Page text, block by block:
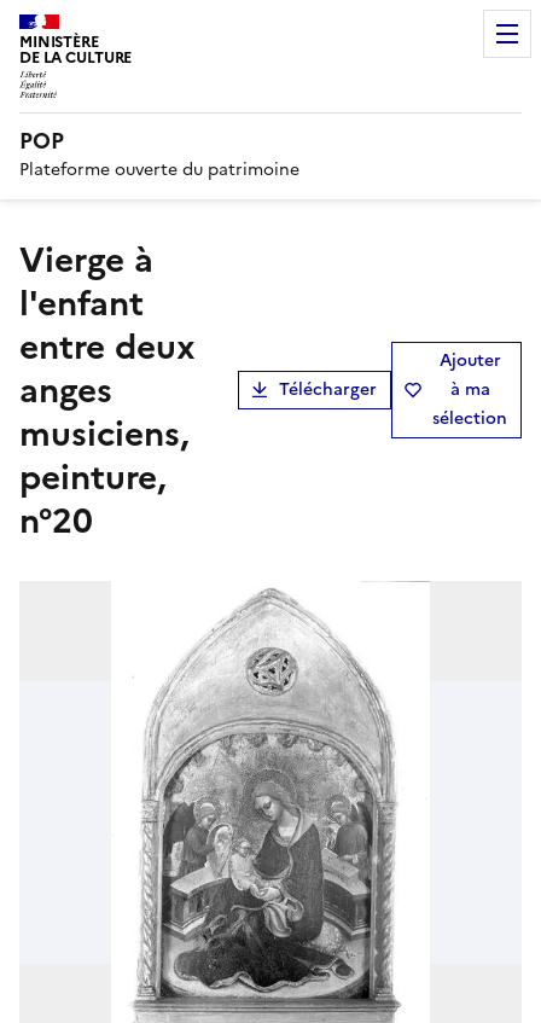
MINISTÈRE
DE LA CULTURE
POP
Plateforme ouverte du patrimoine
Vierge à
l'enfant
entre deux
anges
musiciens,
peinture,
n°20
Télécharger
Ajouter
à ma
sélection